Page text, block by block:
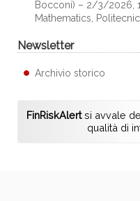
Bocconi) – 2/3/2026,
Mathematics,
Newsletter
Archivio storico
FinRiskAlertsi avvale
qualità di